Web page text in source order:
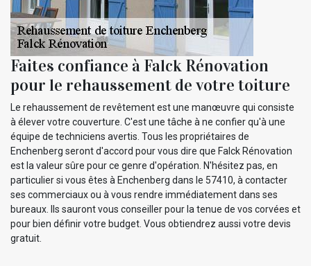
Faites confiance à Falck Rénovation
pour le rehaussement de votre toiture
Le rehaussement de revêtement est une manœuvre qui consiste
à élever votre couverture. C'est une tâche à ne confier qu'à une
équipe de techniciens avertis. Tous les propriétaires de
Enchenberg seront d'accord pour vous dire que Falck Rénovation
est la valeur sûre pour ce genre d'opération. N'hésitez pas, en
particulier si vous êtes à Enchenberg dans le 57410, à contacter
ses commerciaux ou à vous rendre immédiatement dans ses
bureaux. Ils sauront vous conseiller pour la tenue de vos corvées et
pour bien définir votre budget. Vous obtiendrez aussi votre devis
gratuit.